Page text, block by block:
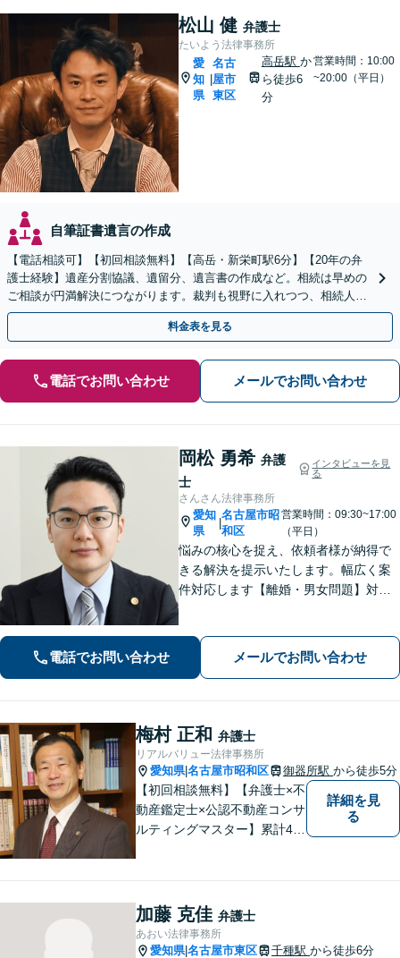
松山 健 弁護士
たいよう法律事務所
愛
知
県
名古
屋市
東区
高岳駅 か
ら徒歩6
分
営業時間：10:00
~20:00（平日）
自筆証書遺言の作成
【電話相談可】【初回相談無料】【高岳・新栄町駅6分】【20年の弁
護士経験】遺産分割協議、遺留分、遺言書の作成など。相続は早めの
ご相談が円満解決につながります。裁判も視野に入れつつ、相続人同
士の関係性を壊さない解決方法を模索します
料金表を見る
電話でお問い合わせ メールでお問い合わせ
岡松 勇希 弁護
士
インタビューを見
る
さんさん法律事務所
愛知
県
名古屋市昭
和区
営業時間：09:30~17:00
（平日）
悩みの核心を捉え、依頼者様が納得で
きる解決を提示いたします。幅広く案
件対応します【離婚・男女問題】対応
業展開できるよう、法律家の視点でサ
ポートします！【御器所駅／桜山駅徒
電話でお問い合わせ メールでお問い合わせ
梅村 正和 弁護士
リアルバリュー法律事務所
愛知県|名古屋市昭和区 御器所駅 から徒歩5分
【初回相談無料】【弁護士×不
動産鑑定士×公認不動産コンサ
ルティングマスター】累計40
多数】【政府系金融機関勤務
経験あり】不動産トラブル／
不動産を含む相続／債権回収
詳細を見
る
加藤 克佳 弁護士
あおい法律事務所
愛知県|名古屋市東区 千種駅 から徒歩6分